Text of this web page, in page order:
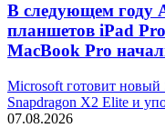
В следующем году
планшетов iPad
MacBook Pro
Microsoft готовит новый
Snapdragon X2 Elite и
07.08.2026